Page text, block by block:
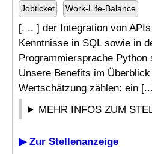
Jobticket Work-Life-Balance
[. .. ] der Integration von
Kenntnisse in SQL sowie in
Programmiersprache Python
Unsere Benefits im
Wertschätzung zählen: ein
MEHR INFOS ZUM
▶ Zur Stellenanzeige